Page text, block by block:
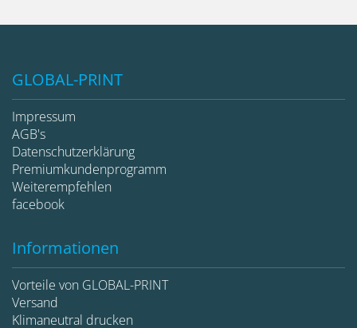
GLOBAL-PRINT
Impressum
AGB's
Datenschutzerklärung
Premiumkundenprogramm
Weiterempfehlen
facebook
Informationen
Vorteile von GLOBAL-PRINT
Versand
Klimaneutral drucken